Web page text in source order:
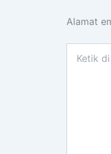
Alamat